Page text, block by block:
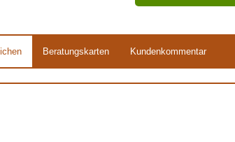
Beratungskarten Kundenkommentar